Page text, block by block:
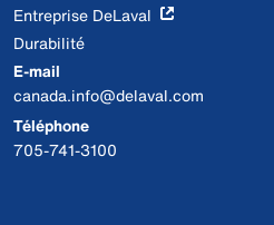
Entreprise DeLaval
Durabilité
E-mail
canada.info@delaval.com
Téléphone
705-741-3100